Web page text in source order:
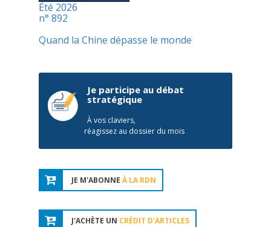
Été 2026
n° 892
Quand la Chine dépasse le monde
Je participe au débat
stratégique
À vos claviers,
réagissez au dossier du mois
JE M'ABONNE À LA RDN
J'ACHÈTE UN CRÉDIT D'ARTICLES